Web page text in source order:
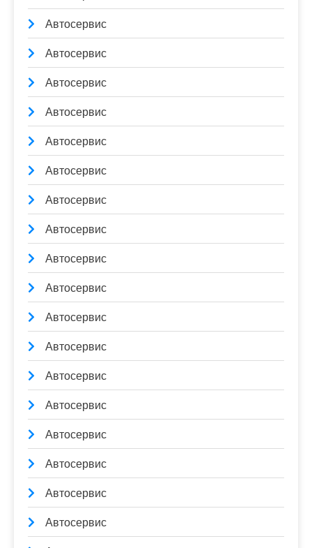
Автосервис
Автосервис
Автосервис
Автосервис
Автосервис
Автосервис
Автосервис
Автосервис
Автосервис
Автосервис
Автосервис
Автосервис
Автосервис
Автосервис
Автосервис
Автосервис
Автосервис
Автосервис